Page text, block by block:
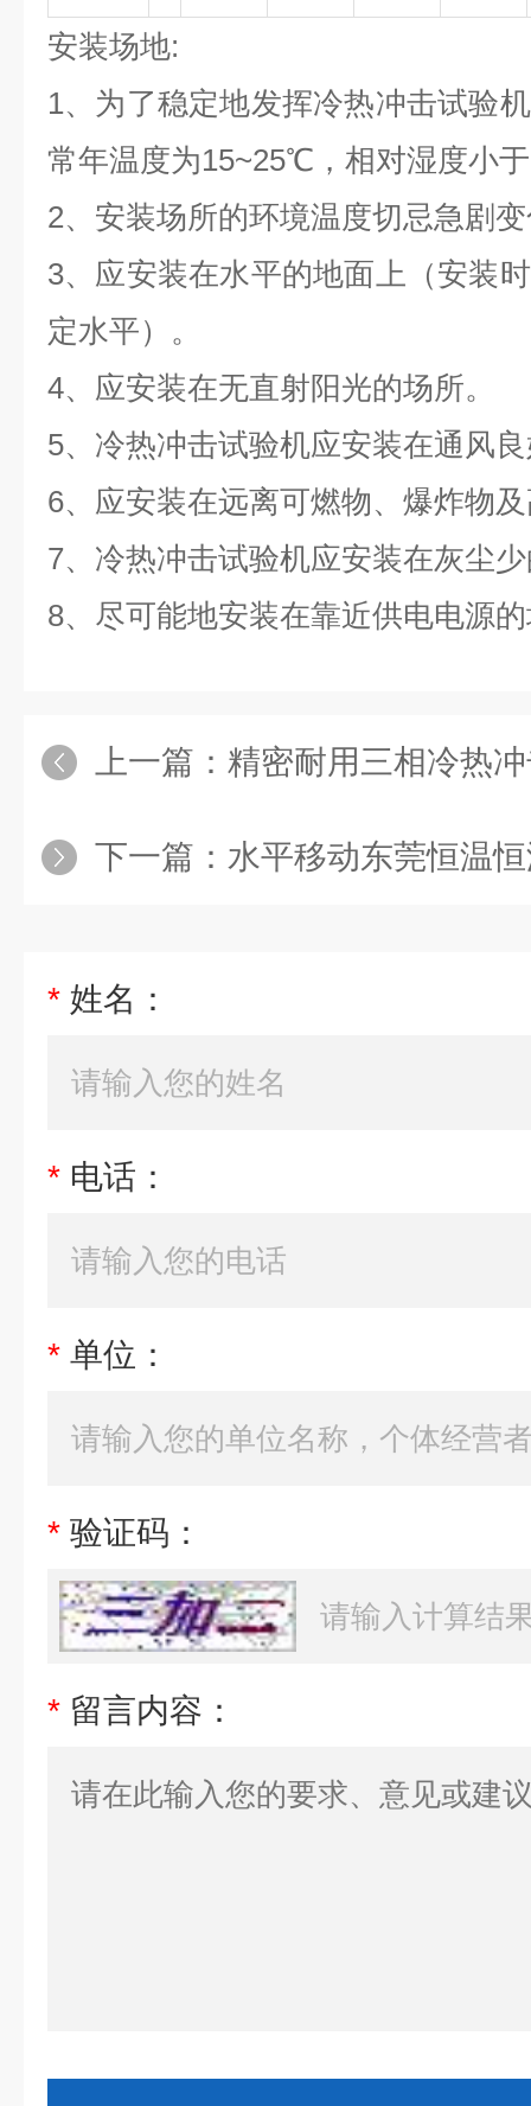
安装场地:
1、为了稳定地发挥冷热冲击试验
常年温度为15~25℃，相对湿度小
2、安装场所的环境温度切忌急剧
3、应安装在水平的地面上（安装
定水平）。
4、应安装在无直射阳光的场所。
5、 冷热冲击试验机应安装在通风
6、应安装在远离可燃物、爆炸物
7、冷热冲击试验机应安装在灰尘
8、尽可能地安装在靠近供电电源
上一篇： 精密耐用三相冷热
下一篇： 水平移动东莞恒温恒
* 姓名：
* 电话：
* 单位：
* 验证码：
* 留言内容：